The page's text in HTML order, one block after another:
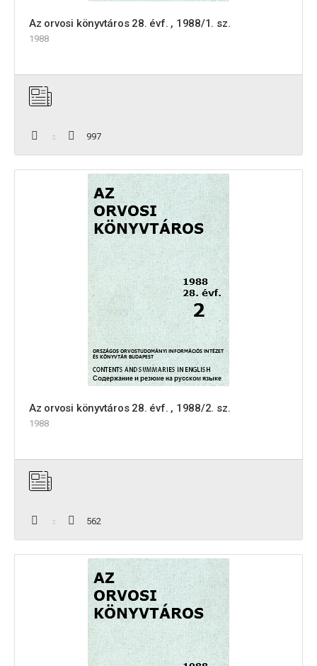
Az orvosi könyvtáros 28. évf. , 1988/1. sz.
1988
997
Az orvosi könyvtáros 28. évf. , 1988/2. sz.
1988
562